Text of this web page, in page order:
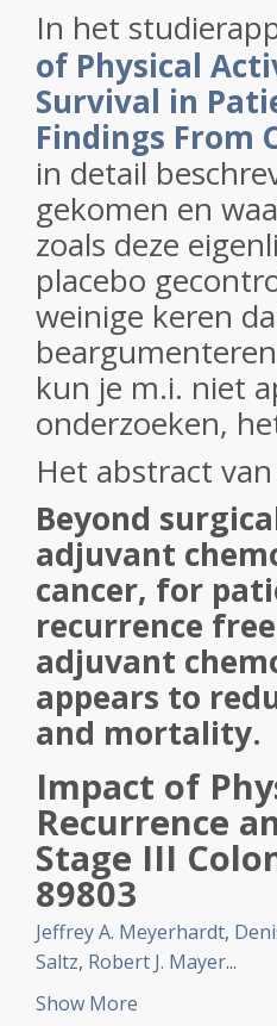
In het
of Physical
Survival in
Findings From
in detail
gekomen en
zoals deze
placebo
weinige keren
kun je m.i. niet
onderzoeken,
Het abstract
Beyond
adjuvant
cancer, for
recurrence
adjuvant
appears to
and mortality.
Impact of
Recurrence
Stage III
89803
Jeffrey A. Meyerhardt,
Saltz, Robert J. Mayer...
Show More